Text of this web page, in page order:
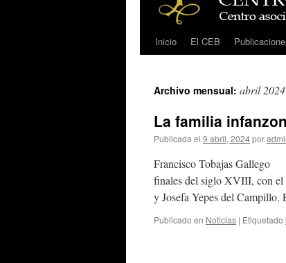
Saltar
contenido
Inicio El CEB
Archivo mensual: abril 2024
La familia
Publicada el 9 abril, 2024por
Francisco Tobajas
finales del siglo XVIII, con el
y Josefa Yepes del Campillo.
Publicado en Noticias | Etiquetado